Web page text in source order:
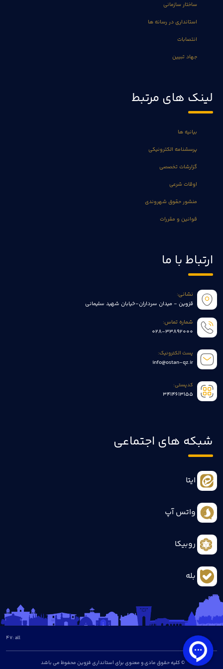
ساختار سازمانی
استانداری در رسانه ها
انتصابات
جهاد تبیین
لینک های مرتبط
بیانیه ها
پرسشنامه الکترونیکی
گزارشات تخصصی
اوقات شرعی
منشور حقوق شهروندی
قوانین و مقررات
ارتباط با ما
نشانی:
قزوین - میدان سرداران-خیابان شهید سلیمانی
شماره تماس:
028-33892000
پست الکترونیک:
info@ostan-qz.ir
کدپستی:
3414613155
شبکه های اجتماعی
ایتا
واتس آپ
روبیکا
بله
© کلیه حقوق مادی و معنوی برای استانداری قزوین محفوظ می باشد
all :
47